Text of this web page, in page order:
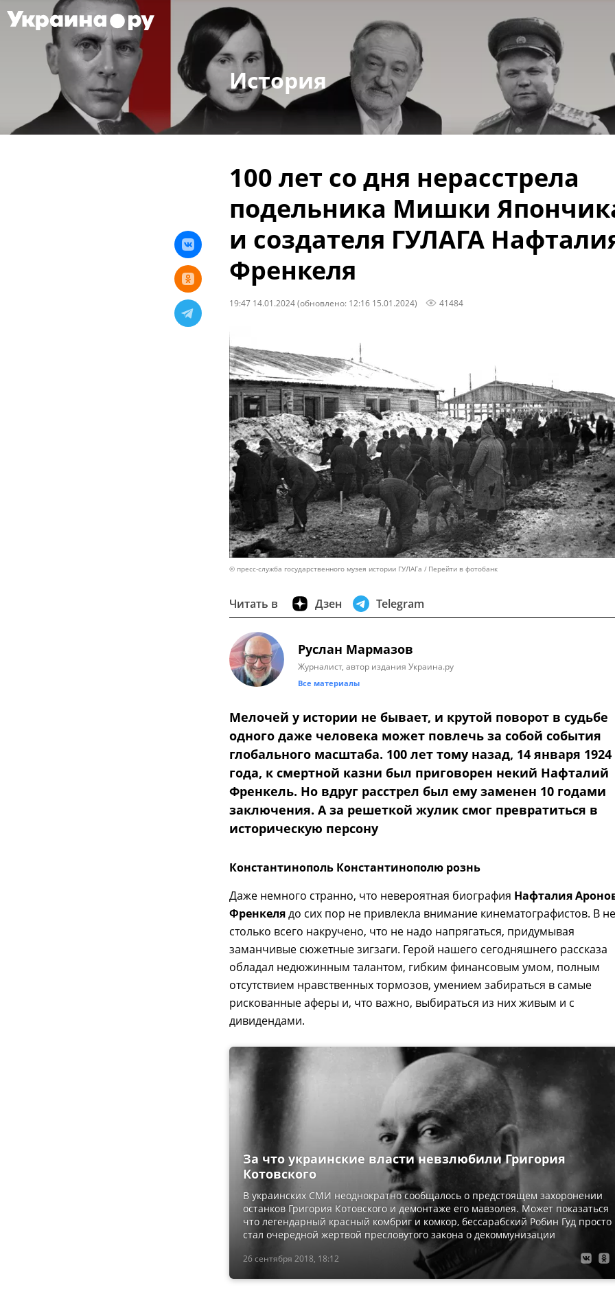
История
100 лет со дня нерасстрела
подельника Мишки
и создателя ГУЛАГА
Френкеля
19:47 14.01.2024(обновлено: 12:16 15.01.2024) 41484
© пресс-служба государственного музея истории ГУЛАГа Перейти в фотобанк
Читать в Дзен Telegram
Руслан Мармазов
Журналист, автор издания Украина.ру
Все материалы
Мелочей у истории не бывает, и крутой поворот в судьбе
одного даже человека может повлечь за собой события
глобального масштаба. 100 лет тому назад, 14 января 1924
года, к смертной казни был приговорен некий Нафталий
Френкель. Но вдруг расстрел был ему заменен 10 годами
заключения. А за решеткой жулик смог превратиться в
историческую персону
Константинополь Константинополю рознь
Даже немного странно, что невероятная биография Нафталия
Френкелядо сих пор не привлекла внимание кинематографистов. В
столько всего накручено, что не надо напрягаться, придумывая
заманчивые сюжетные зигзаги. Герой нашего сегодняшнего рассказа
обладал недюжинным талантом, гибким финансовым умом, полным
отсутствием нравственных тормозов, умением забираться в самые
рискованные аферы и, что важно, выбираться из них живым и с
дивидендами.
26 сентября 2018, 18:12
За что украинские власти невзлюбили Григория
Котовского
В украинских СМИ неоднократно сообщалось о предстоящем захоронении
останков Григория Котовского и демонтаже его мавзолея. Может показаться
что легендарный красный комбриг и комкор, бессарабский Робин Гуд просто
стал очередной жертвой пресловутого закона о декоммунизации